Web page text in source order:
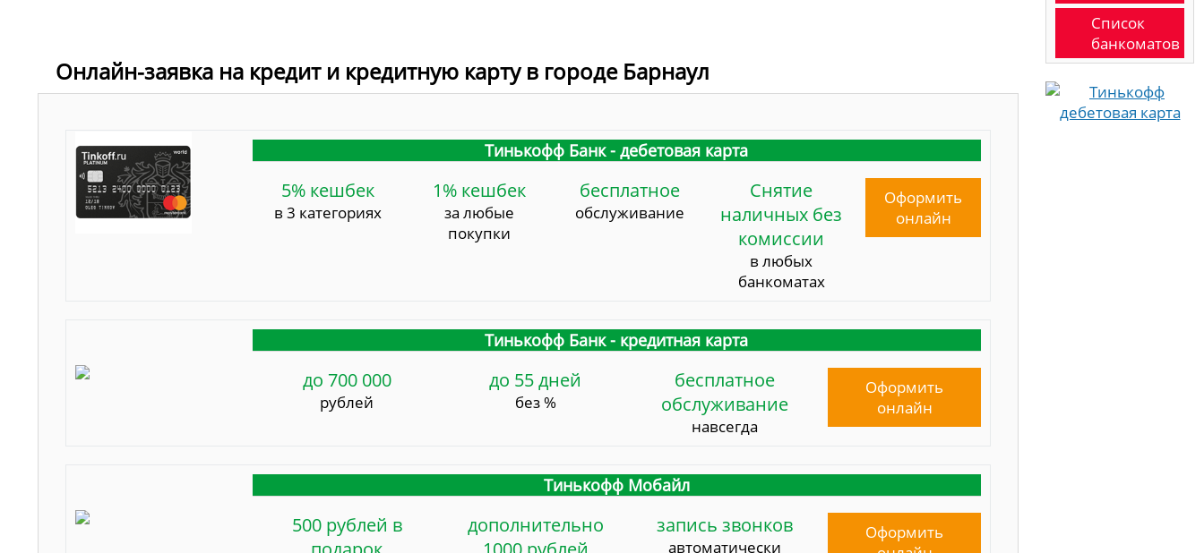
Онлайн-заявка на кредит и кредитную карту в городе Барнаул
Тинькофф Банк - дебетовая карта
5% кешбек
в 3 категориях
1% кешбек
за любые
покупки
бесплатное
обслуживание
Снятие
наличных без
комиссии
в любых
банкоматах
Оформить
онлайн
Тинькофф Банк - кредитная карта
до 700 000
рублей
до 55 дней
без %
бесплатное
обслуживание
навсегда
Оформить
онлайн
Тинькофф Мобайл
500 рублей в
дополнительно
запись звонков
автоматически
Оформить
Список
банкоматов